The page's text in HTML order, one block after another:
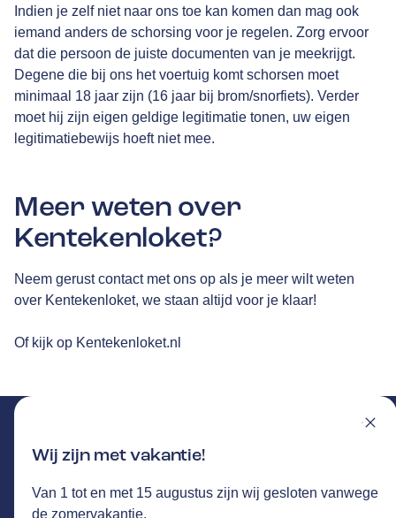
Indien je zelf niet naar ons toe kan komen dan mag ook
iemand anders de schorsing voor je regelen. Zorg ervoor
dat die persoon de juiste documenten van je meekrijgt.
Degene die bij ons het voertuig komt schorsen moet
minimaal 18 jaar zijn (16 jaar bij brom/snorfiets). Verder
moet hij zijn eigen geldige legitimatie tonen, uw eigen
legitimatiebewijs hoeft niet mee.
Meer weten over
Kentekenloket?
Neem gerust contact met ons op als je meer wilt weten
over Kentekenloket, we staan altijd voor je klaar!
Of kijk op Kentekenloket.nl
Wij zijn met vakantie!
Van 1 tot en met 15 augustus zijn wij gesloten vanwege
de zomervakantie.
VAN DER LOCHT
GA NAAR DE HOMEPAGINA